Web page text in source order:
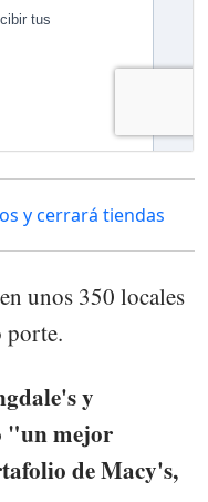
y cerrará tiendas
unos 350 locales
porte.
y
"un mejor
de Macy's,